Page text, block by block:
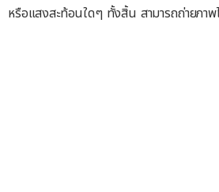
หรือแสงสะท้อนใดๆ ทั้งสิ้น สามารถถ่ายภา